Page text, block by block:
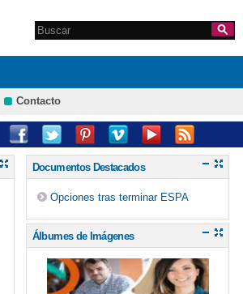
Formulario de
Search this site
Contacto
Documentos Destacados
Opciones tras terminar ESPA
Álbumes de Imágenes